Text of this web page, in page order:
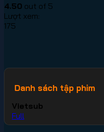
4.50 out of 5
Lượt xem:
175
Danh sách tập phim
Vietsub
Full